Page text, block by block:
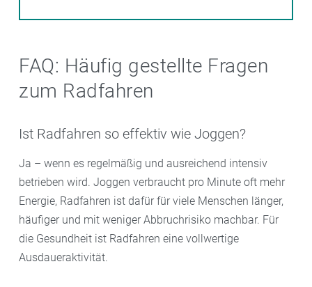
FAQ: Häufig gestellte Fragen
zum Radfahren
Ist Radfahren so effektiv wie Joggen?
Ja – wenn es regelmäßig und ausreichend intensiv
betrieben wird. Joggen verbraucht pro Minute oft mehr
Energie, Radfahren ist dafür für viele Menschen länger,
häufiger und mit weniger Abbruchrisiko machbar. Für
die Gesundheit ist Radfahren eine vollwertige
Ausdaueraktivität.